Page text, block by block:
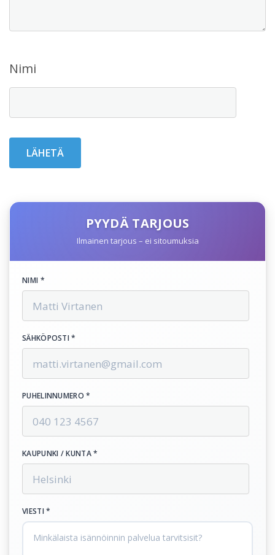
Nimi
PYYDÄ TARJOUS
Ilmainen tarjous – ei sitoumuksia
NIMI *
SÄHKÖPOSTI *
PUHELINNUMERO *
KAUPUNKI / KUNTA *
VIESTI *